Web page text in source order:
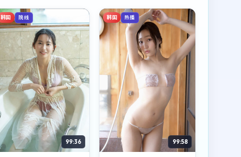
韩国 院线
99:36
韩国 热播
99:58